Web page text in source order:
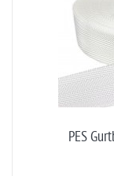
PES